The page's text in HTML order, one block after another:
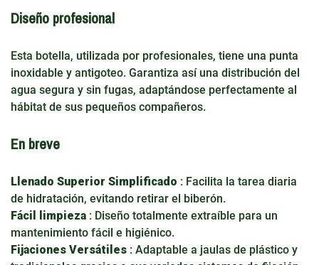
Diseño profesional
Esta botella, utilizada por profesionales, tiene una punta
inoxidable y antigoteo. Garantiza así una distribución del
agua segura y sin fugas, adaptándose perfectamente al
hábitat de sus pequeños compañeros.
En breve
Llenado Superior Simplificado : Facilita la tarea diaria
de hidratación, evitando retirar el biberón.
Fácil limpieza : Diseño totalmente extraíble para un
mantenimiento fácil e higiénico.
Fijaciones Versátiles : Adaptable a jaulas de plástico y